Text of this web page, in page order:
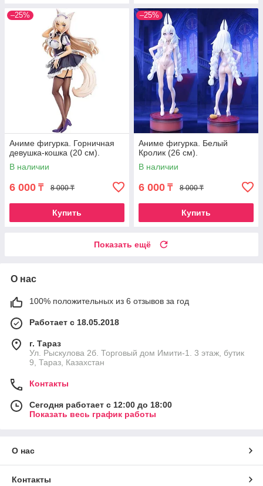
–25%
Аниме фигурка. Горничная
девушка-кошка (20 см).
В наличии
6 000 ₸ 8 000 ₸
Купить
–25%
Аниме фигурка. Белый
Кролик (26 см).
В наличии
6 000 ₸ 8 000 ₸
Купить
Показать ещё
О нас
100% положительных из 6 отзывов за год
Работает с 18.05.2018
г. Тараз
Ул. Рыскулова 2б. Торговый дом Имити-1. 3 этаж, бутик
9, Тараз, Казахстан
Контакты
Сегодня работает с 12:00 до 18:00
Показать весь график работы
О нас
Контакты